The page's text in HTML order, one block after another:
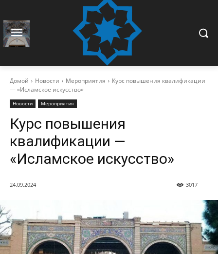
Домой Новости Мероприятия
Курс повышения квалификации
— «Исламское искусство»
Новости Мероприятия
Курс повышения
квалификации —
«Исламское искусство»
24.09.2024 3017